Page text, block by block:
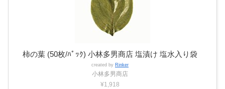
柿の葉 (50枚/ﾊﾟｯｸ) 小林多男商店 塩漬け 塩水入り袋
created by Rinker
小林多男商店
¥1,918